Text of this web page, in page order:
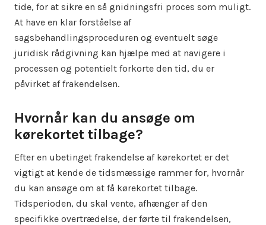
tide, for at sikre en så gnidningsfri proces som muligt.
At have en klar forståelse af
sagsbehandlingsproceduren og eventuelt søge
juridisk rådgivning kan hjælpe med at navigere i
processen og potentielt forkorte den tid, du er
påvirket af frakendelsen.
Hvornår kan du ansøge om
kørekortet tilbage?
Efter en ubetinget frakendelse af kørekortet er det
vigtigt at kende de tidsmæssige rammer for, hvornår
du kan ansøge om at få kørekortet tilbage.
Tidsperioden, du skal vente, afhænger af den
specifikke overtrædelse, der førte til frakendelsen,